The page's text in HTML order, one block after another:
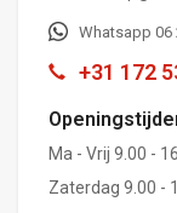
Whatsapp 06
+31 172
Ma - Vrij 9.00 -
Zaterdag 9.00 -